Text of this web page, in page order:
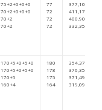
75+2+0+0+0
70+2+0+0+0
70+2
70+2
77
72
72
72
377,10107
411,17257
400,90980
332,35350
170+5+0+5+0
170+5+0+5+0
170+5
160+4
180
178
175
164
354,37422
376,35162
371,49459
319,09289